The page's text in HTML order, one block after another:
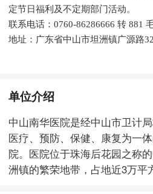
定节日福利及不定期部门活动。
联系电话：0760-86286666 转 881
地址：广东省中山市坦洲镇广源路
单位介绍
中山南华医院是经中山市卫计
医疗、预防、保健、康复为一
院。医院位于珠海后花园之称
洲镇的繁荣地带，占地近3万平